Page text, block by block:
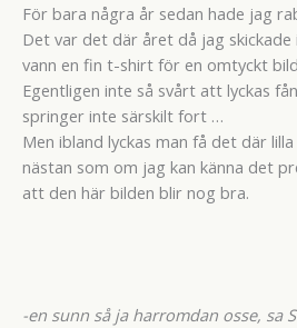
För bara några år sedan hade jag
Det var det där året då jag skickade
vann en fin t-shirt för en omtyckt
Egentligen inte så svårt att lyckas
springer inte särskilt fort …
Men ibland lyckas man få det där
nästan som om jag kan känna det
att den här bilden blir nog bra.
-en sunn så ja harromdan osse, sa